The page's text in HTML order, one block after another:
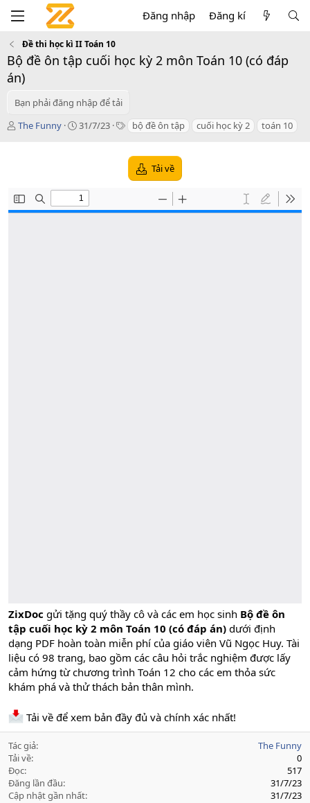
Đăng nhập Đăng kí
Đề thi học kì II Toán 10
Bộ đề ôn tập cuối học kỳ 2 môn Toán 10 (có đáp
án)
Bạn phải đăng nhập để tải
T
The Funny
C
o
n
31/7/23
T
s
bộ đề ôn tập cuối học kỳ 2 toán 10
Tải về
ZixDoc gửi tặng quý thầy cô và các em học sinh Bộ đề ôn
tập cuối học kỳ 2 môn Toán 10 (có đáp án) dưới định
dạng PDF hoàn toàn miễn phí của giáo viên Vũ Ngọc Huy. Tài
liệu có 98 trang, bao gồm các câu hỏi trắc nghiệm được lấy
cảm hứng từ chương trình Toán 12 cho các em thỏa sức
khám phá và thử thách bản thân mình.
Tải về để xem bản đầy đủ và chính xác nhất!
Tác giả
The Funny
Tải về
0
Đọc
517
Đăng lần đầu
31/7/23
Cập nhật gần nhất
31/7/23